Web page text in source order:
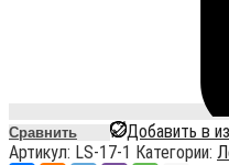
Сравнить
Добавить в
Артикул: LS-17-1 Категории: